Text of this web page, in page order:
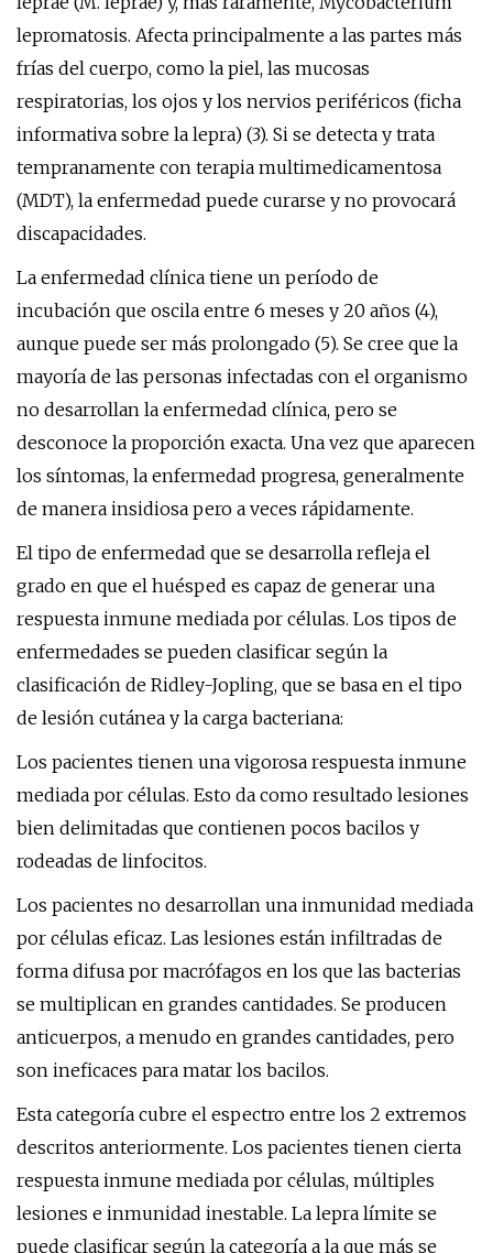
lepromatosis. Afecta principalmente a las partes más
frías del cuerpo, como la piel, las mucosas
respiratorias, los ojos y los nervios periféricos (ficha
informativa sobre la lepra) (3). Si se detecta y trata
tempranamente con terapia multimedicamentosa
(MDT), la enfermedad puede curarse y no provocará
discapacidades.
La enfermedad clínica tiene un período de
incubación que oscila entre 6 meses y 20 años (4),
aunque puede ser más prolongado (5). Se cree que la
mayoría de las personas infectadas con el organismo
no desarrollan la enfermedad clínica, pero se
desconoce la proporción exacta. Una vez que aparecen
los síntomas, la enfermedad progresa, generalmente
de manera insidiosa pero a veces rápidamente.
El tipo de enfermedad que se desarrolla refleja el
grado en que el huésped es capaz de generar una
respuesta inmune mediada por células. Los tipos de
enfermedades se pueden clasificar según la
clasificación de Ridley-Jopling, que se basa en el tipo
de lesión cutánea y la carga bacteriana:
Los pacientes tienen una vigorosa respuesta inmune
mediada por células. Esto da como resultado lesiones
bien delimitadas que contienen pocos bacilos y
rodeadas de linfocitos.
Los pacientes no desarrollan una inmunidad mediada
por células eficaz. Las lesiones están infiltradas de
forma difusa por macrófagos en los que las bacterias
se multiplican en grandes cantidades. Se producen
anticuerpos, a menudo en grandes cantidades, pero
son ineficaces para matar los bacilos.
Esta categoría cubre el espectro entre los 2 extremos
descritos anteriormente. Los pacientes tienen cierta
respuesta inmune mediada por células, múltiples
lesiones e inmunidad inestable. La lepra límite se
puede clasificar según la categoría a la que más se